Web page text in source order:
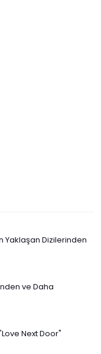
Yaklaşan Dizilerinden
ve Daha
Next Door"